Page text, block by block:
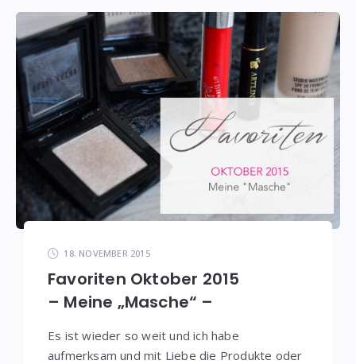
18. NOVEMBER 2015
Favoriten Oktober 2015
– Meine „Masche“ –
Es ist wieder so weit und ich habe
aufmerksam und mit Liebe die Produkte oder